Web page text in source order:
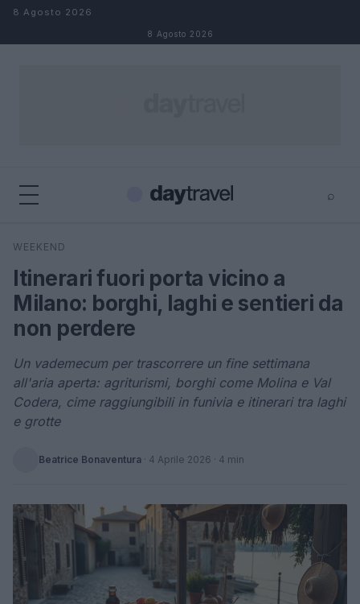
Salta al contenuto
8 Agosto 2026
8 Agosto 2026
⌕
Cerca
WEEKEND
Itinerari fuori porta vicino a
Milano: borghi, laghi e sentieri da
non perdere
Un vademecum per trascorrere un fine settimana
all'aria aperta: agriturismi, borghi come Molina e Val
Codera, cime raggiungibili in funivia e itinerari tra laghi
e grotte
Beatrice Bonaventura · 4 Aprile 2026 · 4 min